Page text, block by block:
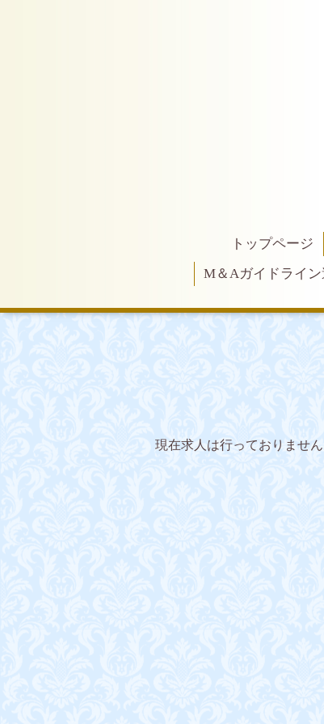
トップページ
M＆Aガイドライ
現在求人は行っておりません